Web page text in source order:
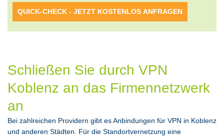
Schließen Sie durch VPN
Koblenz an das Firmennetzwerk
an
Bei zahlreichen Providern gibt es Anbindungen für VPN in Koblenz
und anderen Städten. Für die Standortvernetzung eine